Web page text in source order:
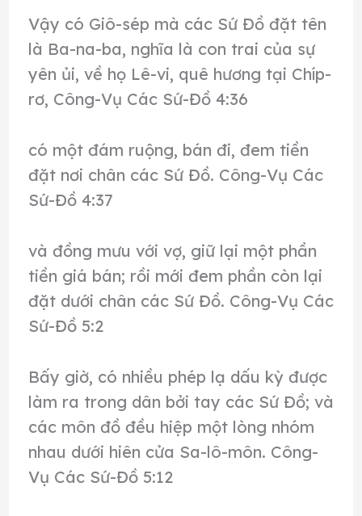
Vậy có Giô-sép mà các Sứ Đồ đặt tên
là Ba-na-ba, nghĩa là con trai của sự
yên ủi, về họ Lê-vi, quê hương tại Chíp-
rơ, Công-Vụ Các Sứ-Đồ 4:36
có một đám ruộng, bán đi, đem tiền
đặt nơi chân các Sứ Đồ. Công-Vụ Các
Sứ-Đồ 4:37
và đồng mưu với vợ, giữ lại một phần
tiền giá bán; rồi mới đem phần còn lại
đặt dưới chân các Sứ Đồ. Công-Vụ Các
Sứ-Đồ 5:2
Bấy giờ, có nhiều phép lạ dấu kỳ được
làm ra trong dân bởi tay các Sứ Đồ; và
các môn đồ đều hiệp một lòng nhóm
nhau dưới hiên cửa Sa-lô-môn. Công-
Vụ Các Sứ-Đồ 5:12